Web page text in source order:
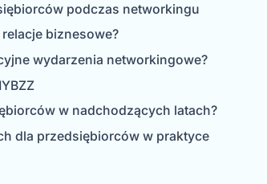
podczas networkingu
biznesowe?
wydarzenia networkingowe?
w nadchodzących latach?
dla przedsiębiorców w praktyce